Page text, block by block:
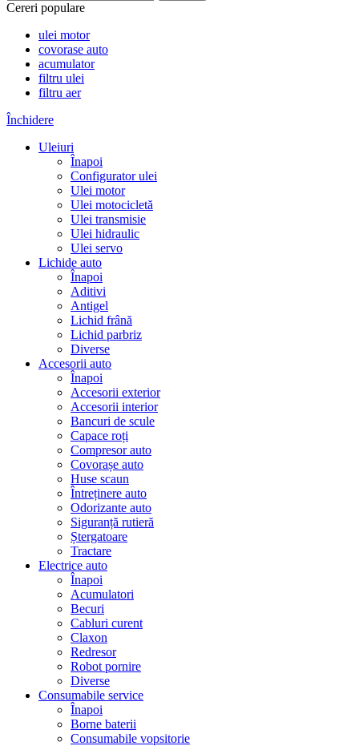
Cereri populare
ulei motor
covorase auto
acumulator
filtru ulei
filtru aer
Închidere
Uleiuri
Înapoi
Configurator ulei
Ulei motor
Ulei motocicletă
Ulei transmisie
Ulei hidraulic
Ulei servo
Lichide auto
Înapoi
Aditivi
Antigel
Lichid frână
Lichid parbriz
Diverse
Accesorii auto
Înapoi
Accesorii exterior
Accesorii interior
Bancuri de scule
Capace roți
Compresor auto
Covorașe auto
Huse scaun
Întreținere auto
Odorizante auto
Siguranță rutieră
Ștergatoare
Tractare
Electrice auto
Înapoi
Acumulatori
Becuri
Cabluri curent
Claxon
Redresor
Robot pornire
Diverse
Consumabile service
Înapoi
Borne baterii
Consumabile vopsitorie